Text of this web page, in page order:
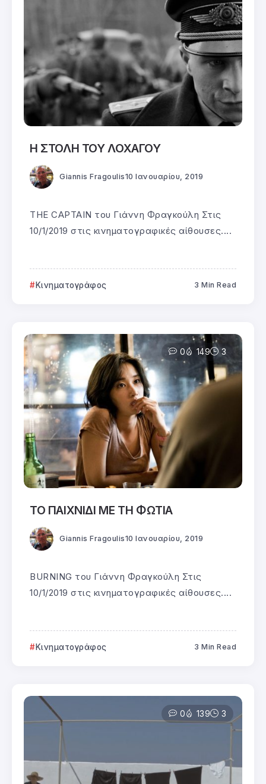
Η ΣΤΟΛΗ ΤΟΥ ΛΟΧΑΓΟΥ
Giannis Fragoulis10 Ιανουαρίου, 2019
THE CAPTAIN του Γιάννη Φραγκούλη Στις
10/1/2019 στις κινηματογραφικές αίθουσες....
Κινηματογράφος 3 Min Read
0 149 3
ΤΟ ΠΑΙΧΝΙΔΙ ΜΕ ΤΗ ΦΩΤΙΑ
Giannis Fragoulis10 Ιανουαρίου, 2019
BURNING του Γιάννη Φραγκούλη Στις
10/1/2019 στις κινηματογραφικές αίθουσες....
Κινηματογράφος 3 Min Read
0 139 3